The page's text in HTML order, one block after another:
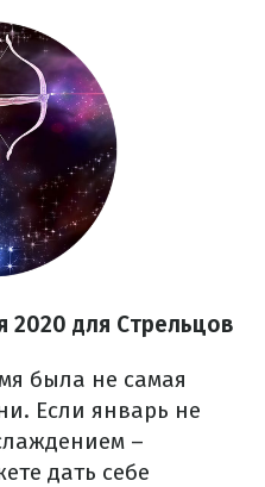
2020 для Стрельцов
была не самая
Если январь не
–
дать себе